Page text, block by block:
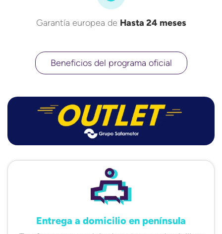
Garantía europea de Hasta 24 meses
Beneficios del programa oficial
Entrega a domicilio en península